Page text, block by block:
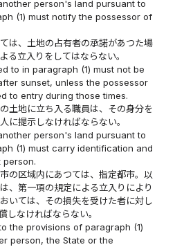
person's land pursuant to
(1) must notify the possessor of
は、土地の占有者の承諾があつた場
る立入りをしてはならない。
to in paragraph (1) must not be
sunset, unless the possessor
to entry during those times.
土地に立ち入る職員は、その身分を
に提示しなければならない。
person's land pursuant to
(1) must carry identification and
person.
の区域内にあつては、指定都市。以
、第一項の規定による立入りにより
いては、その損失を受けた者に対し
しなければならない。
the provisions of paragraph (1)
person, the State or the